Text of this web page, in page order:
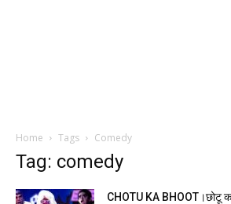
Home Tags Comedy
Tag: comedy
CHOTU KA BHOOT।छोटू